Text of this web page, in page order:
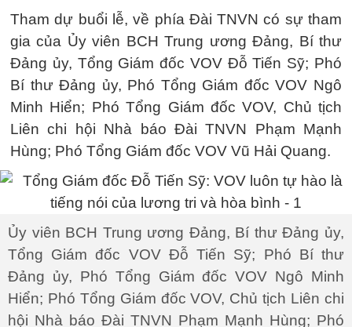
Tham dự buổi lễ, về phía Đài TNVN có sự tham
gia của Ủy viên BCH Trung ương Đảng, Bí thư
Đảng ủy, Tổng Giám đốc VOV Đỗ Tiến Sỹ; Phó
Bí thư Đảng ủy, Phó Tổng Giám đốc VOV Ngô
Minh Hiển; Phó Tổng Giám đốc VOV, Chủ tịch
Liên chi hội Nhà báo Đài TNVN Phạm Mạnh
Hùng; Phó Tổng Giám đốc VOV Vũ Hải Quang.
Ủy viên BCH Trung ương Đảng, Bí thư Đảng ủy,
Tổng Giám đốc VOV Đỗ Tiến Sỹ; Phó Bí thư
Đảng ủy, Phó Tổng Giám đốc VOV Ngô Minh
Hiển; Phó Tổng Giám đốc VOV, Chủ tịch Liên chi
hội Nhà báo Đài TNVN Phạm Mạnh Hùng; Phó